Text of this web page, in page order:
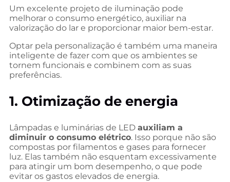
Um excelente projeto de iluminação pode
melhorar o consumo energético, auxiliar na
valorização do lar e proporcionar maior bem-estar.
Optar pela personalização é também uma maneira
inteligente de fazer com que os ambientes se
tornem funcionais e combinem com as suas
preferências.
1. Otimização de energia
Lâmpadas e luminárias de LED auxiliam a
diminuir o consumo elétrico. Isso porque não são
compostas por filamentos e gases para fornecer
luz. Elas também não esquentam excessivamente
para atingir um bom desempenho, o que pode
evitar os gastos elevados de energia.